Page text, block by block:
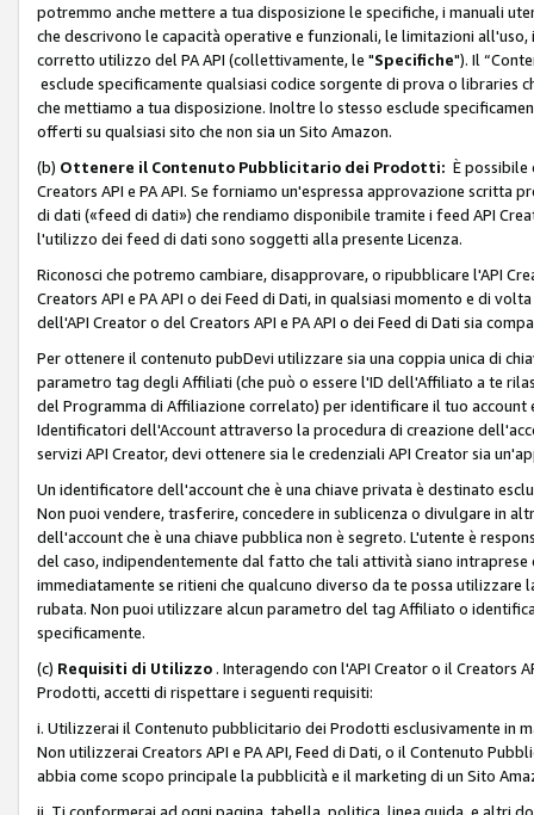
potremmo anche mettere a tua disposizione le specifiche, i manuali
che descrivono le capacità operative e funzionali, le limitazioni
corretto utilizzo del PA API (collettivamente, le "Specifiche"). Il
esclude specificamente qualsiasi codice sorgente di prova o libraries
che mettiamo a tua disposizione. Inoltre lo stesso esclude
offerti su qualsiasi sito che non sia un Sito Amazon.
(b) Ottenere il Contenuto Pubblicitario dei Prodotti: È
Creators API e PA API. Se forniamo un'espressa approvazione
di dati («feed di dati») che rendiamo disponibile tramite i feed API
l'utilizzo dei feed di dati sono soggetti alla presente Licenza.
Riconosci che potremo cambiare, disapprovare, o ripubblicare l'API
Creators API e PA API o dei Feed di Dati, in qualsiasi momento e di
dell'API Creator o del Creators API e PA API o dei Feed di Dati sia
Per ottenere il contenuto pubDevi utilizzare sia una coppia unica di
parametro tag degli Affiliati (che può o essere l'ID dell'Affiliato a te
del Programma di Affiliazione correlato) per identificare il tuo account
Identificatori dell'Account attraverso la procedura di creazione
servizi API Creator, devi ottenere sia le credenziali API Creator sia
Un identificatore dell'account che è una chiave privata è destinato
Non puoi vendere, trasferire, concedere in sublicenza o divulgare in
dell'account che è una chiave pubblica non è segreto. L'utente è
del caso, indipendentemente dal fatto che tali attività siano
immediatamente se ritieni che qualcuno diverso da te possa
rubata. Non puoi utilizzare alcun parametro del tag Affiliato o
specificamente.
(c) Requisiti di Utilizzo . Interagendo con l'API Creator o il Creators
Prodotti, accetti di rispettare i seguenti requisiti:
i. Utilizzerai il Contenuto pubblicitario dei Prodotti esclusivamente in
Non utilizzerai Creators API e PA API, Feed di Dati, o il Contenuto
abbia come scopo principale la pubblicità e il marketing di un Sito
ii. Ti conformerai ad ogni pagina, tabella, politica, linea guida, e altri